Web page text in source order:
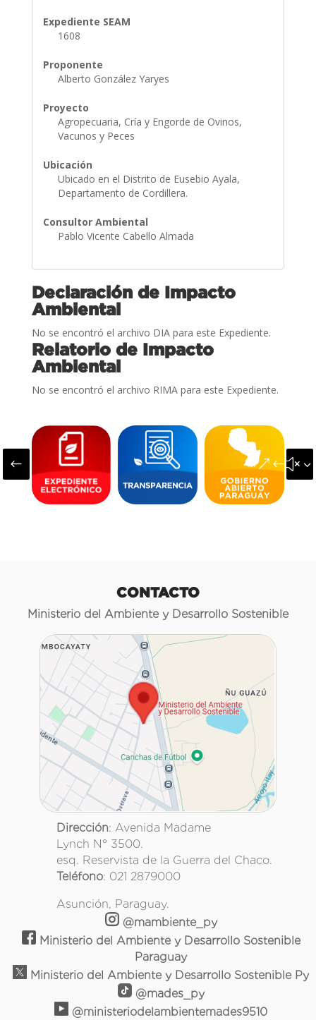
Expediente SEAM
1608
Proponente
Alberto González Yaryes
Proyecto
Agropecuaria, Cría y Engorde de Ovinos,
Vacunos y Peces
Ubicación
Ubicado en el Distrito de Eusebio Ayala,
Departamento de Cordillera.
Consultor Ambiental
Pablo Vicente Cabello Almada
Declaración de Impacto
Ambiental
No se encontró el archivo DIA para este Expediente.
Relatorio de Impacto
Ambiental
No se encontró el archivo RIMA para este Expediente.
#
CONTACTO
Ministerio del Ambiente y Desarrollo Sostenible
Dirección: Avenida Madame
Lynch N° 3500.
esq. Reservista de la Guerra del Chaco.
Teléfono: 021 2879000
Asunción, Paraguay.
@mambiente_py
Ministerio del Ambiente y Desarrollo Sostenible
Paraguay
Ministerio del Ambiente y Desarrollo Sostenible Py
@mades_py
@ministeriodelambientemades9510